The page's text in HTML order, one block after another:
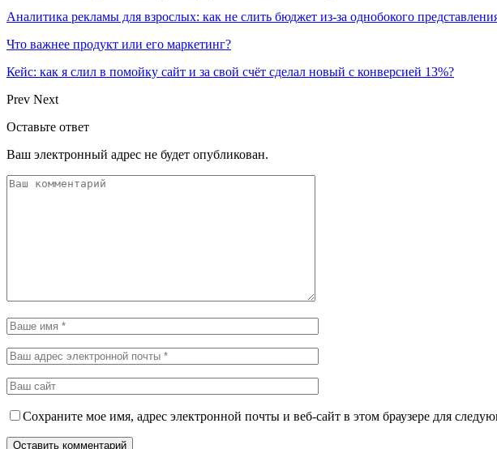
Аналитика рекламы для взрослых: как не слить бюджет из-за однобокого
Что важнее продукт или его маркетинг?
Кейс: как я слил в помойку сайт и за свой счёт сделал новый с конверсией 13%?
Prev Next
Оставьте ответ
Ваш электронный адрес не будет опубликован.
Сохраните мое имя, адрес электронной почты и веб-сайт в этом браузере для